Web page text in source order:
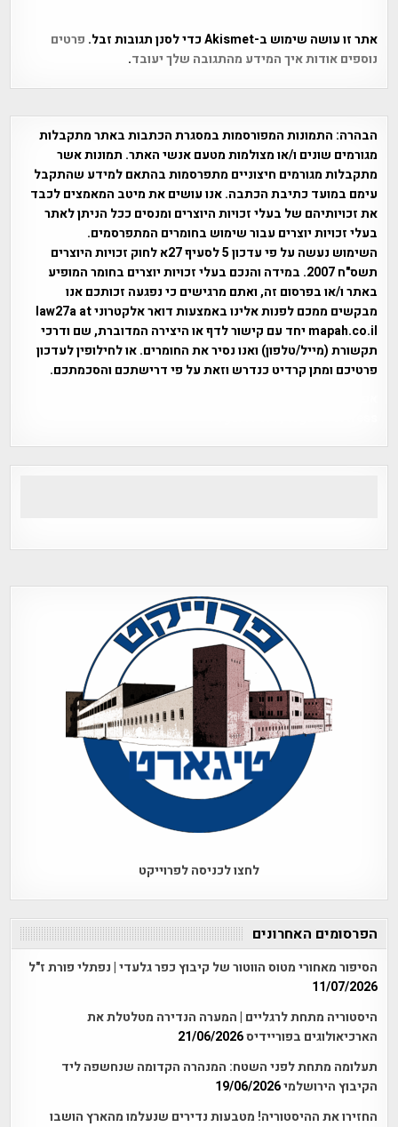
אתר זו עושה שימוש ב-Akismet כדי לסנן תגובות זבל.
פרטים
נוספים אודות איך המידע מהתגובה שלך יעובד.
הבהרה: התמונות המפורסמות במסגרת הכתבות באתר מתקבלות
מגורמים שונים ו/או מצולמות מטעם אנשי האתר. תמונות אשר
מתקבלות מגורמים חיצוניים מתפרסמות בהתאם למידע שהתקבל
עימם במועד כתיבת הכתבה. אנו עושים את מיטב המאמצים לכבד
את זכויותיהם של בעלי זכויות היוצרים ומנסים ככל הניתן לאתר
בעלי זכויות יוצרים עבור שימוש בחומרים המתפרסמים.
השימוש נעשה על פי עדכון 5 לסעיף 27א לחוק זכויות היוצרים
תשס"ח 2007. במידה והנכם בעלי זכויות יוצרים בחומר המופיע
באתר ו/או בפרסום זה, ואתם מרגישים כי נפגעה זכותכם אנו
מבקשים ממכם לפנות אלינו באמצעות דואר אלקטרוני law27a at
mapah.co.il יחד עם קישור לדף או היצירה המדוברת, שם ודרכי
תקשורת (מייל/טלפון) ואנו נסיר את החומרים. או לחילופין לעדכון
פרטיכם ומתן קרדיט כנדרש וזאת על פי דרישתכם והסכמתכם.
לחצו לכניסה לפרוייקט
הפרסומים האחרונים
הסיפור מאחורי מטוס הווטור של קיבוץ כפר גלעדי | נפתלי פורת ז"ל
11/07/2026
היסטוריה מתחת לרגליים | המערה הנדירה מטלטלת את
הארכיאולוגים בפוריידיס21/06/2026
תעלומה מתחת לפני השטח: המנהרה הקדומה שנחשפה ליד
הקיבוץ הירושלמי19/06/2026
החזירו את ההיסטוריה! מטבעות נדירים שנעלמו מהארץ הושבו